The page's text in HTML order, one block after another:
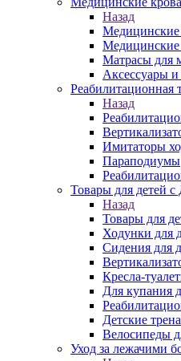
Назад
Медицинские
Медицинские
Матрасы для
Аксессуары и
Реабилитационная
Назад
Имитаторы
Параподиумы
Товары для детей
Назад
Товары для
Ходунки для
Сидения для
Кресла-
Для купания
Детские
Велосипеды
Уход за лежачими